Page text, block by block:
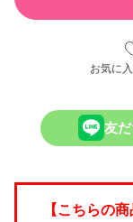
お気に
友
【こちらの